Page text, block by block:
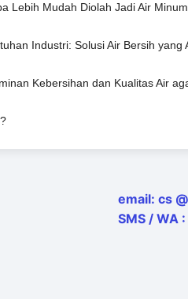
Lebih Mudah Diolah Jadi Air
Industri: Solusi Air Bersih yang
Kebersihan dan Kualitas Air
email: cs
SMS / WA